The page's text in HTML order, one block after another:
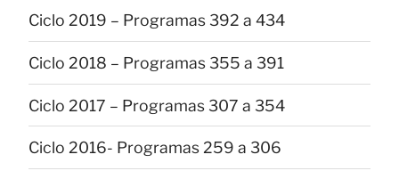
Ciclo 2019 – Programas 392 a 434
Ciclo 2018 – Programas 355 a 391
Ciclo 2017 – Programas 307 a 354
Ciclo 2016- Programas 259 a 306